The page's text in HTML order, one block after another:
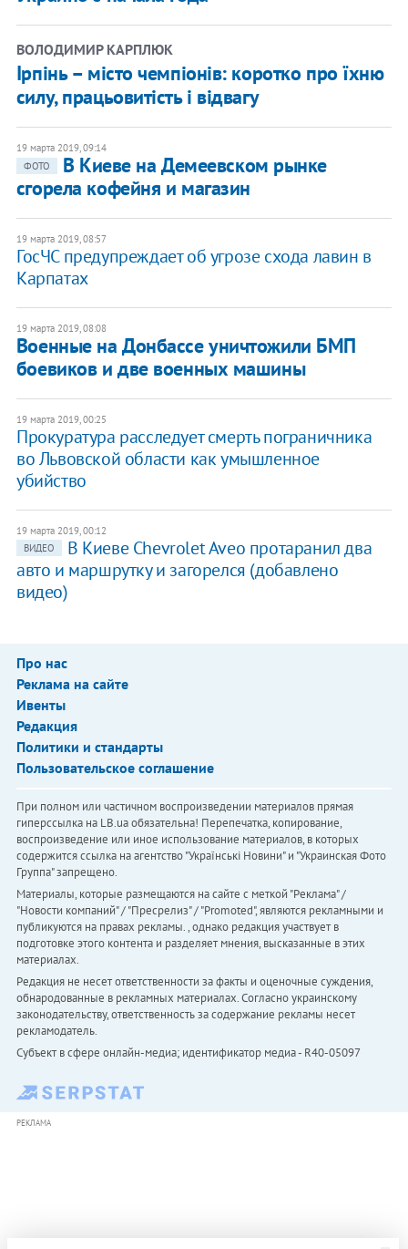
ВОЛОДИМИР КАРПЛЮК
Ірпінь – місто чемпіонів: коротко про їхню
силу, працьовитість і відвагу
19 марта 2019, 09:14
ФОТО
В Киеве на Демеевском рынке
сгорела кофейня и магазин
19 марта 2019, 08:57
ГосЧС предупреждает об угрозе схода лавин в
Карпатах
19 марта 2019, 08:08
Военные на Донбассе уничтожили БМП
боевиков и две военных машины
19 марта 2019, 00:25
Прокуратура расследует смерть пограничника
во Львовской области как умышленное
убийство
19 марта 2019, 00:12
ВИДЕО
В Киеве Chevrolet Aveo протаранил два
авто и маршрутку и загорелся (добавлено
видео)
Про нас
Реклама на сайте
Ивенты
Редакция
Политики и стандарты
Пользовательское соглашение
При полном или частичном воспроизведении материалов прямая
гиперссылка на LB.ua обязательна! Перепечатка, копирование,
воспроизведение или иное использование материалов, в которых
содержится ссылка на агентство "Українськi Новини" и "Украинская Фото
Группа" запрещено.
Материалы, которые размещаются на сайте с меткой "Реклама" /
"Новости компаний" / "Пресрелиз" / "Promoted", являются рекламными и
публикуются на правах рекламы. , однако редакция участвует в
подготовке этого контента и разделяет мнения, высказанные в этих
материалах.
Редакция не несет ответственности за факты и оценочные суждения,
обнародованные в рекламных материалах. Согласно украинскому
законодательству, ответственность за содержание рекламы несет
рекламодатель.
Субъект в сфере онлайн-медиа; идентификатор медиа - R40-05097
РЕКЛАМА